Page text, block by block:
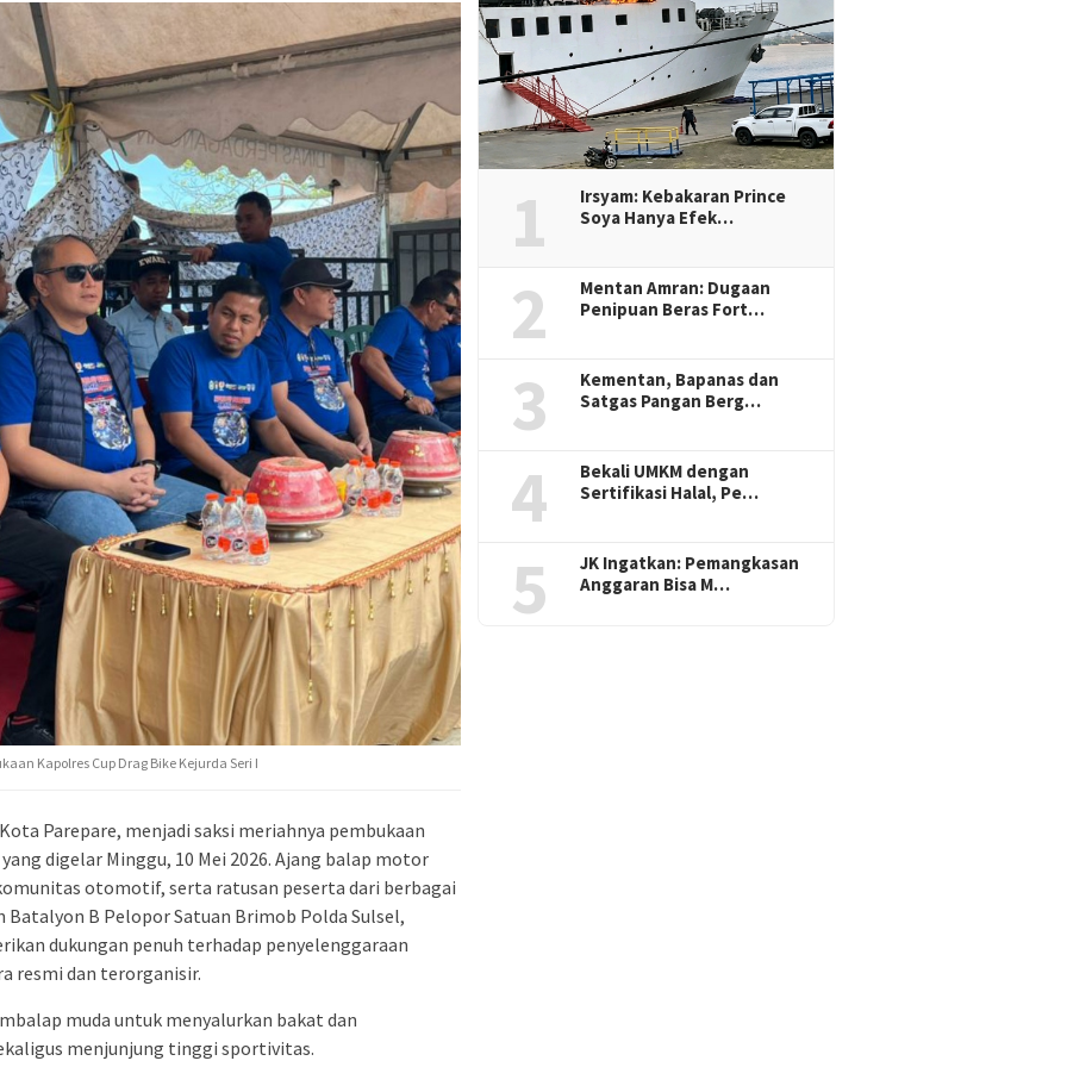
Kapolres Cup Drag Bike Kejurda Seri I
Parepare, menjadi saksi meriahnya pembukaan
digelar Minggu, 10 Mei 2026. Ajang balap motor
otomotif, serta ratusan peserta dari berbagai
Batalyon B Pelopor Satuan Brimob Polda Sulsel,
dukungan penuh terhadap penyelenggaraan
resmi dan terorganisir.
muda untuk menyalurkan bakat dan
menjunjung tinggi sportivitas.
1
Irsyam: Kebakaran Prince
Soya Hanya Efek…
2
Mentan Amran: Dugaan
Penipuan Beras Fort…
3
Kementan, Bapanas dan
Satgas Pangan Berg…
4
Bekali UMKM dengan
Sertifikasi Halal, Pe…
5
JK Ingatkan: Pemangkasan
Anggaran Bisa M…